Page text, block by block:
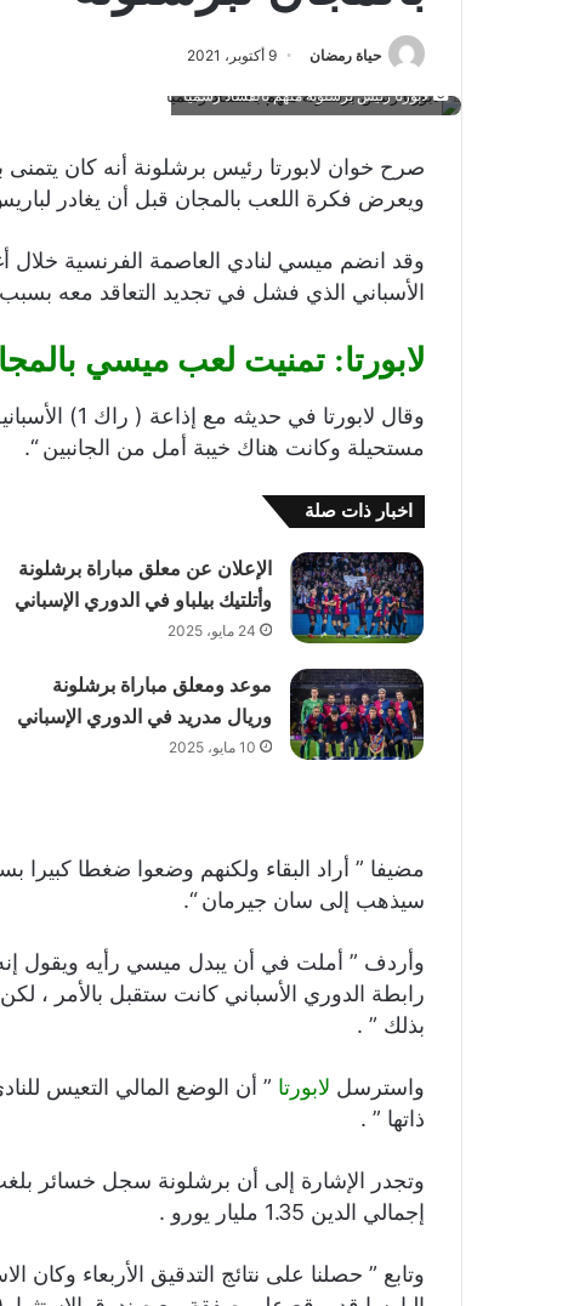
حياة رمضان 9 أكتوبر، 2021
لابورتا رئيس برشلونة متهم بالفساد رسمياً
صرح خوان لابورتا رئيس برشلونة أنه كان يتمنى
ويعرض فكرة اللعب بالمجان قبل أن يغادر
وقد انضم ميسي لنادي العاصمة الفرنسية
الأسباني الذي فشل في تجديد التعاقد معه
لابورتا: تمنيت لعب ميسي
وقال لابورتا
مستحيلة وكانت هناك خيبة أمل من الجانبين “.
اخبار ذات صلة
الإعلان عن معلق مباراة برشلونة
وأتلتيك بيلباو في الدوري الإسباني
24 مايو، 2025
موعد ومعلق مباراة برشلونة
وريال مدريد في الدوري الإسباني
10 مايو، 2025
مضيفا ” أراد البقاء ولكنهم وضعوا ضغطا
سيذهب إلى سان جيرمان “.
وأردف ” أملت في أن يبدل ميسي رأيه ويقول
رابطة الدوري الأسباني كانت ستقبل بالأمر ،
بذلك ” .
واسترسل لابورتا ” أن الوضع المالي التعيس
ذاتها ” .
إجمالي الدين 1.35 مليار يورو .
وتابع ” حصلنا على نتائج التدقيق الأربعاء وكان